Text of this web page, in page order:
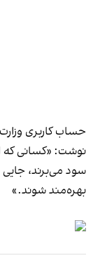
حساب کاربری
نوشت: «کسانی که
سود می‌برند، جایی
بهره‌مند شوند.»